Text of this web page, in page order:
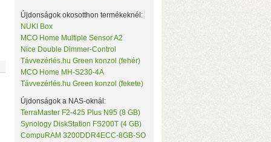
mód a hátlapi kapcsolóval
s sebesség USB3-on (230–250
hoz
Újdonságok okosotthon termékeknél:
NUKI Box
MCO Home Multiple Sensor A2
Nice Double Dimmer-Control
Távvezérlés.hu Green konzol (fehér)
MCO Home MH-S230-4A
Távvezérlés.hu Green konzol (fekete)
Újdonságok a NAS-oknál:
TerraMaster F2-425 Plus N95 (8 GB)
Synology DiskStation FS200T (4 GB)
CompuRAM 3200DDR4ECC-8GB-SO